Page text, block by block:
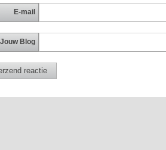
E-mail
Jouw Blog